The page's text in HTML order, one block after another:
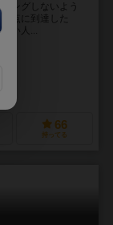
ングしないよう
点に到達した
い人...
66
持ってる